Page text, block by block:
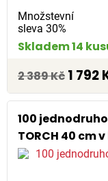
Množstevní
sleva 30%
Skladem 14
2 389 Kč 1 792
100
TORCH 40 cm